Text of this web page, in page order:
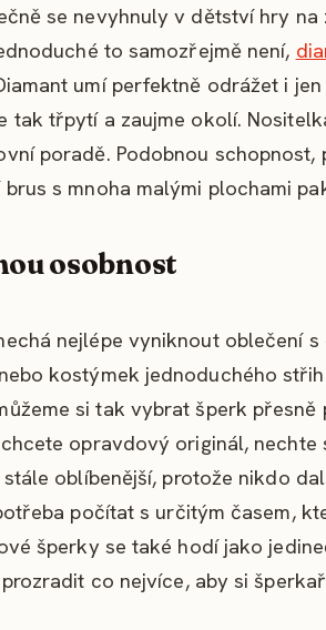
se nevyhnuly v dětství hry
to samozřejmě není,
umí perfektně odrážet i
tak třpytí a zaujme okolí.
poradě. Podobnou
brus s mnoha malými plochami
osobnost
nejlépe vyniknout oblečení
kostýmek jednoduchého
si tak vybrat šperk
opravdový originál,
oblíbenější, protože nikdo
počítat s určitým časem,
šperky se také hodí jako
co nejvíce, aby si